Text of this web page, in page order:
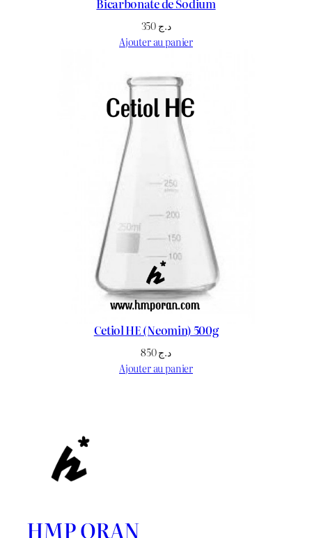
د.ج
Ajouter au panier
Cetiol HE (Neomin) 500g
د.ج850
Ajouter au panier
HMP ORAN